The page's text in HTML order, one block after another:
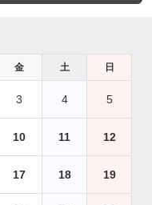
金 土 日
3 4 5
10 11 12
17 18 19